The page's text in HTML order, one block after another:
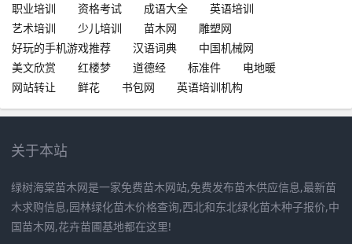
职业培训
资格考试 成语大全
英语培训
艺术培训
少儿培训 苗木网
雕塑网
好玩的手机游戏推荐
汉语词典
中国机械网
美文欣赏
红楼梦 道德经 标准件
电地暖
网站转让
鲜花 书包网 英语培训机构
关于本站
绿树海棠苗木网是一家免费苗木网站,免费发布苗木供应信息,最新苗
木求购信息,园林绿化苗木价格查询,西北和东北绿化苗木种子报价,中
国苗木网,花卉苗圃基地都在这里!